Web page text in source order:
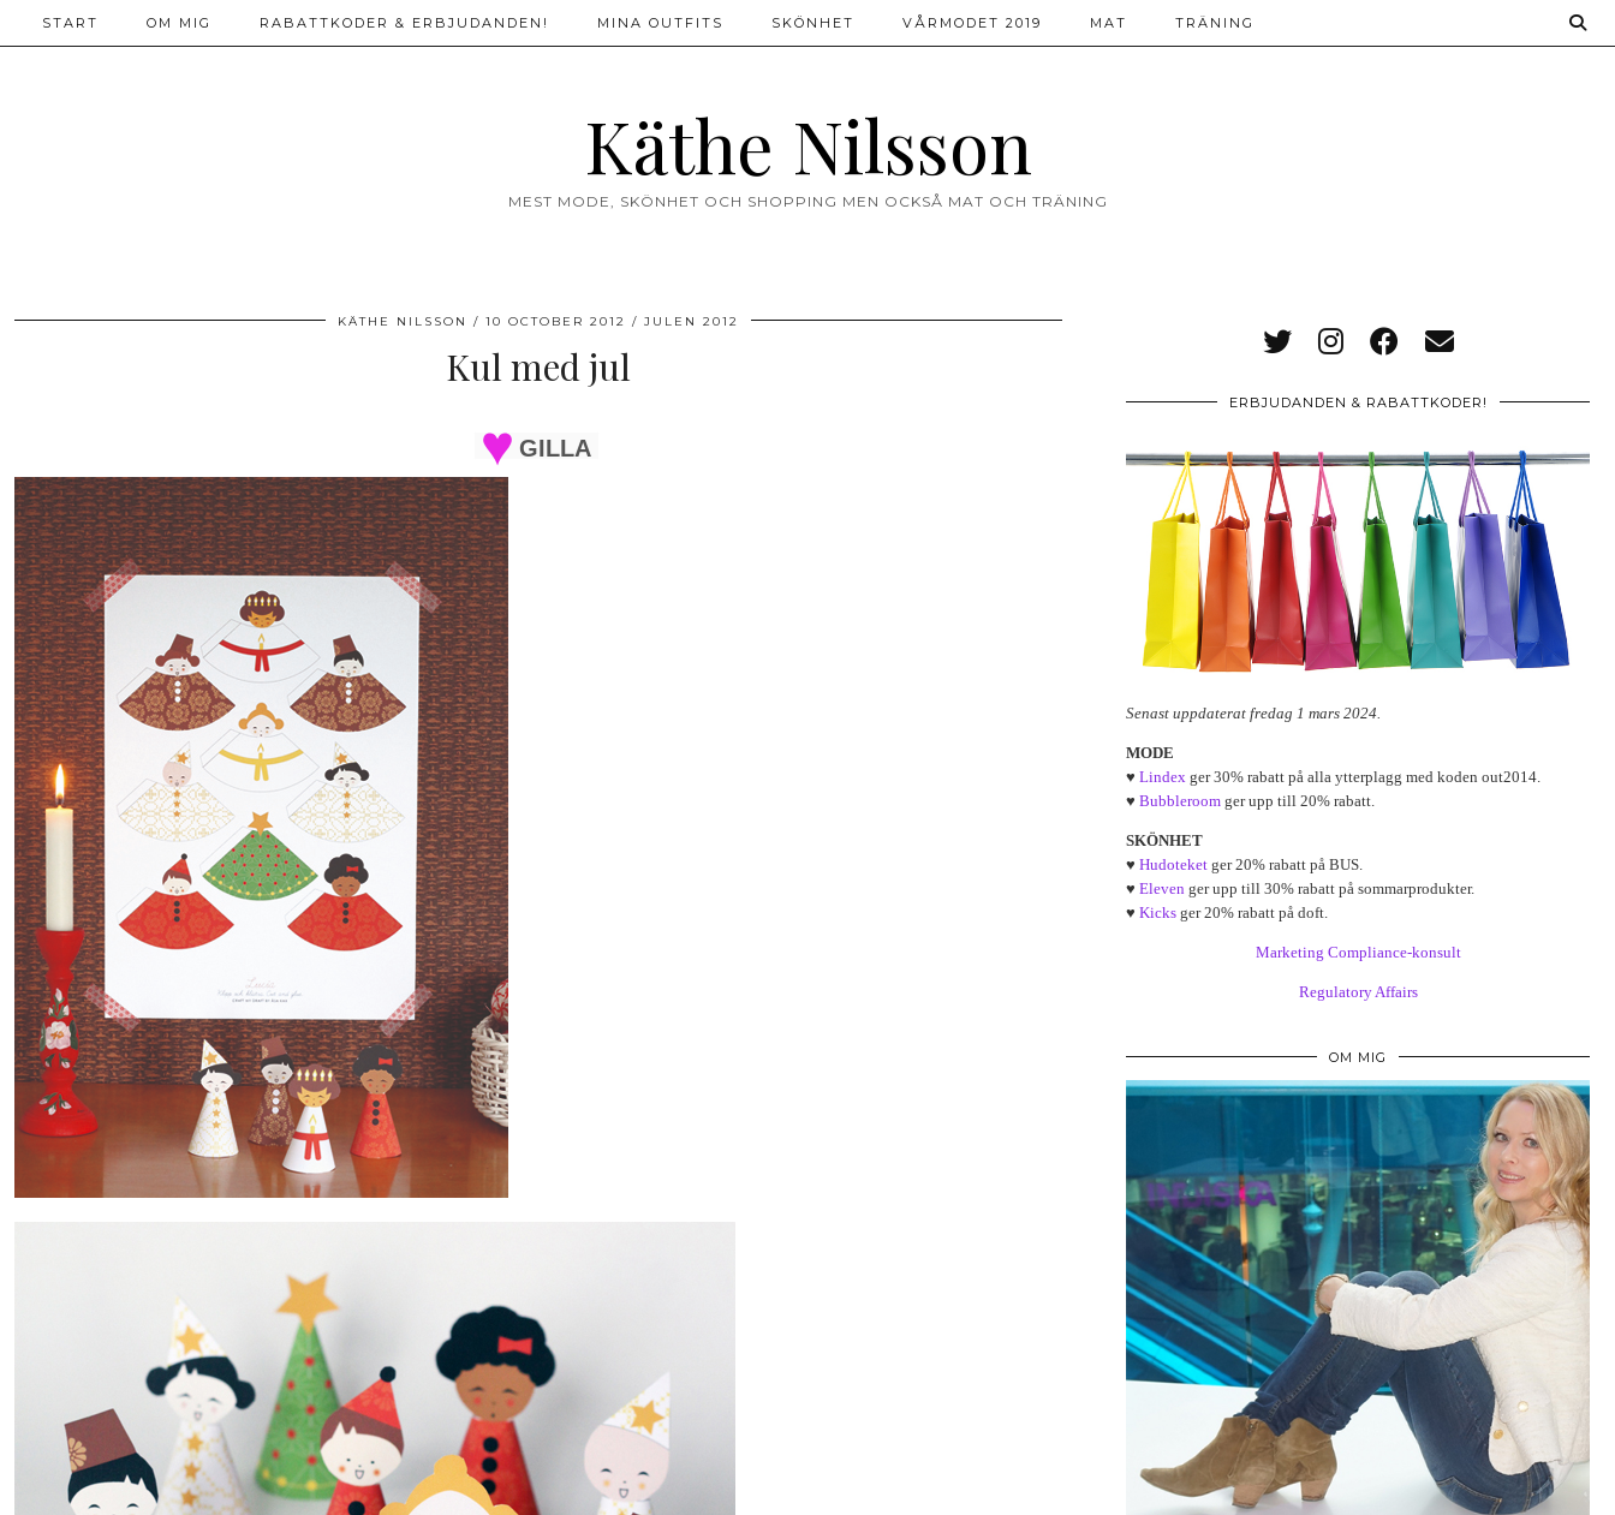
Käthe Nilsson
MEST MODE, SKÖNHET OCH SHOPPING MEN OCKSÅ MAT OCH TRÄNING
START OM MIG RABATTKODER & ERBJUDANDEN! MINA OUTFITS SKÖNHET VÅRMODET 2019 MAT TRÄNING
KÄTHE NILSSON 10 OCTOBER 2012 JULEN 2012
Kul med jul
GILLA
ERBJUDANDEN & RABATTKODER!
Senast uppdaterat fredag 1 mars 2024.
MODE
♥ Lindex ger 30% rabatt på alla ytterplagg med koden out2014.
♥ Bubbleroom ger upp till 20% rabatt.
SKÖNHET
♥ Hudoteket ger 20% rabatt på BUS.
♥ Eleven ger upp till 30% rabatt på sommarprodukter.
♥ Kicks ger 20% rabatt på doft.
Marketing Compliance-konsult
Regulatory Affairs
OM MIG